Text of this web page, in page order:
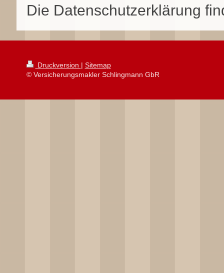
Die Datenschutzerklärung
Druckversion | Sitemap
© Versicherungsmakler Schlingmann GbR